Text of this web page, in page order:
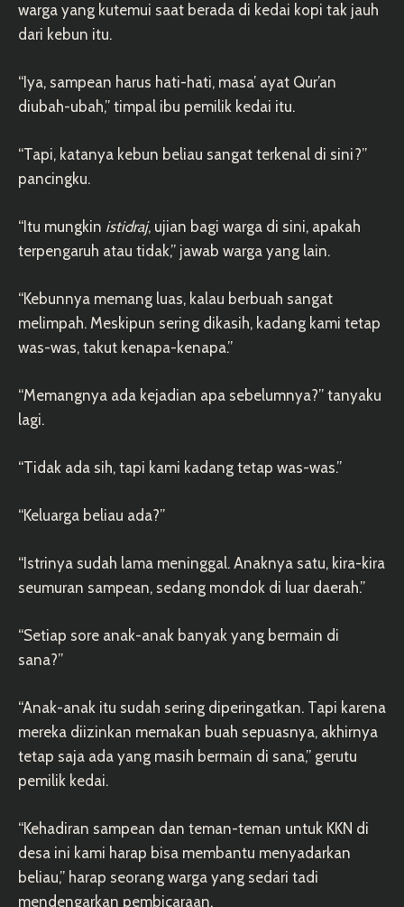
warga yang kutemui saat berada di kedai kopi tak jauh
dari kebun itu.
“Iya, sampean harus hati-hati, masa’ ayat Qur’an
diubah-ubah,” timpal ibu pemilik kedai itu.
“Tapi, katanya kebun beliau sangat terkenal di sini?”
pancingku.
“Itu mungkin istidraj, ujian bagi warga di sini, apakah
terpengaruh atau tidak,” jawab warga yang lain.
“Kebunnya memang luas, kalau berbuah sangat
melimpah. Meskipun sering dikasih, kadang kami tetap
was-was, takut kenapa-kenapa.”
“Memangnya ada kejadian apa sebelumnya?” tanyaku
lagi.
“Tidak ada sih, tapi kami kadang tetap was-was.”
“Keluarga beliau ada?”
“Istrinya sudah lama meninggal. Anaknya satu, kira-kira
seumuran sampean, sedang mondok di luar daerah.”
“Setiap sore anak-anak banyak yang bermain di
sana?”
“Anak-anak itu sudah sering diperingatkan. Tapi karena
mereka diizinkan memakan buah sepuasnya, akhirnya
tetap saja ada yang masih bermain di sana,” gerutu
pemilik kedai.
“Kehadiran sampean dan teman-teman untuk KKN di
desa ini kami harap bisa membantu menyadarkan
beliau,” harap seorang warga yang sedari tadi
mendengarkan pembicaraan.